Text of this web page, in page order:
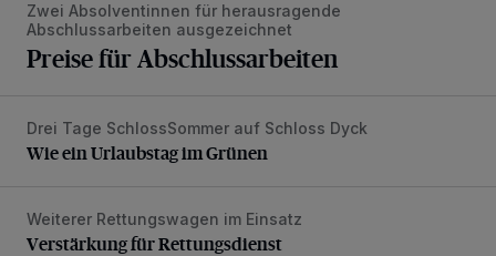
Zwei Absolventinnen für herausragende
Abschlussarbeiten ausgezeichnet
Preise für Abschlussarbeiten
Wie ein Urlaubstag im Grünen
Drei Tage SchlossSommer auf Schloss Dyck
Wie ein Urlaubstag im Grünen
Verstärkung für Rettungsdienst
Weiterer Rettungswagen im Einsatz
Verstärkung für Rettungsdienst